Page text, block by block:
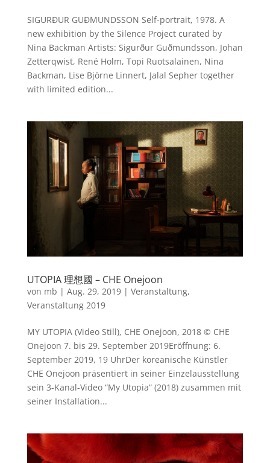
SIGURÐUR GUÐMUNDSSON Self-portrait, 1978. A
new exhibition by the Silence Project curated by
Nina Backman Artists: Sigurður Guðmundsson, Johan
Zetterqwist, René Holm, Topi Ruotsalainen, Nina
Backman, Lise Bjòrne Linnert, Jalal Sepher together
with limited edition...
UTOPIA 理想國 – CHE Onejoon
von mb | Aug. 29, 2019| Veranstaltung,
Veranstaltung 2019
MY UTOPIA (Video Still), CHE Onejoon, 2018 © CHE
Onejoon 7. bis 29. September 2019Eröffnung: 6.
September 2019, 19 UhrDer koreanische Künstler
CHE Onejoon präsentiert in seiner Einzelausstellung
sein 3-Kanal-Video “My Utopia“ (2018) zusammen mit
seiner Installation...